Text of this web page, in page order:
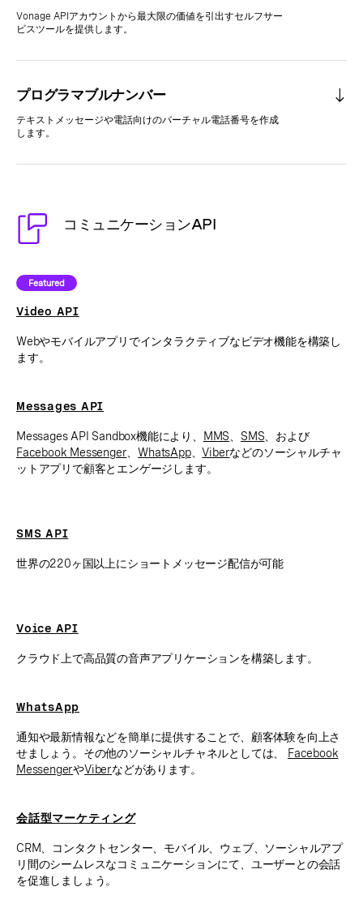
Vonage APIアカウントから最大限の価値を引出すセルフサー
ビスツールを提供します。
プログラマブルナンバー
テキストメッセージや電話向けのバーチャル電話番号を作成
します。
コミュニケーションAPI
Featured
Video API
Webやモバイルアプリでインタラクティブなビデオ機能を構築し
ます。
Messages API
Messages API Sandbox機能により、 MMS SMS 、および
Facebook Messenger、WhatsApp、Viberなどのソーシャルチャ
ットアプリで顧客とエンゲージします。
SMS API
世界の220ヶ国以上にショートメッセージ配信が可能
Voice API
クラウド上で高品質の音声アプリケーションを構築します。
WhatsApp
通知や最新情報などを簡単に提供することで、顧客体験を向上さ
せましょう。その他のソーシャルチャネルとしては、
Facebook
MessengerやViberなどがあります。
会話型マーケティング
CRM、コンタクトセンター、モバイル、ウェブ、ソーシャルアプ
リ間のシームレスなコミュニケーションにて、ユーザーとの会話
を促進しましょう。